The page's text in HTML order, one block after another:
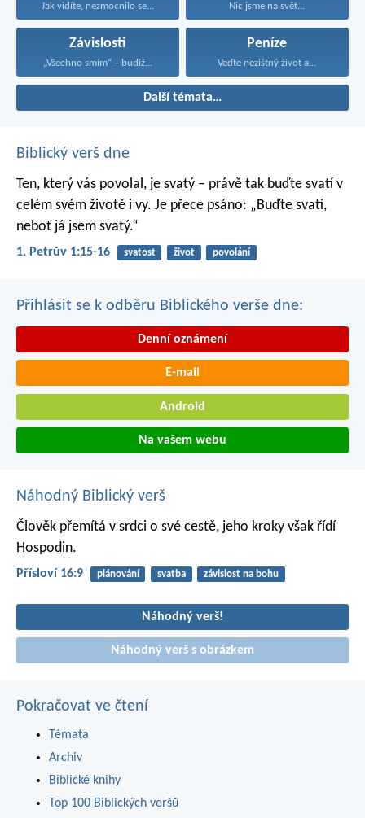
Jak vidíte, nezmocnilo se... Nic jsme na svět...
Závislosti
„Všechno smím“ – budiž...
Peníze
Veďte nezištný život a...
Další témata…
Biblický verš dne
Ten, který vás povolal, je svatý – právě tak buďte svatí v
celém svém životě i vy. Je přece psáno: „Buďte svatí,
neboť já jsem svatý.“
1. Petrův 1:15-16 svatost život povolání
Přihlásit se k odběru Biblického verše dne:
Denní oznámení
E-mail
Android
Na vašem webu
Náhodný Biblický verš
Člověk přemítá v srdci o své cestě, jeho kroky však řídí
Hospodin.
Přísloví 16:9 plánování svatba závislost na bohu
Náhodný verš!
Náhodný verš s obrázkem
Pokračovat ve čtení
Témata
Archiv
Biblické knihy
Top 100 Biblických veršů